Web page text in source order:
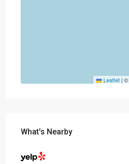
Leaflet | ©
What's Nearby